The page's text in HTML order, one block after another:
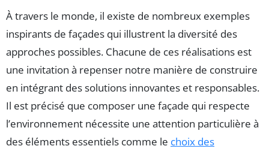
À travers le monde, il existe de nombreux exemples
inspirants de façades qui illustrent la diversité des
approches possibles. Chacune de ces réalisations est
une invitation à repenser notre manière de construire
en intégrant des solutions innovantes et responsables.
Il est précisé que composer une façade qui respecte
l’environnement nécessite une attention particulière à
des éléments essentiels comme le choix des